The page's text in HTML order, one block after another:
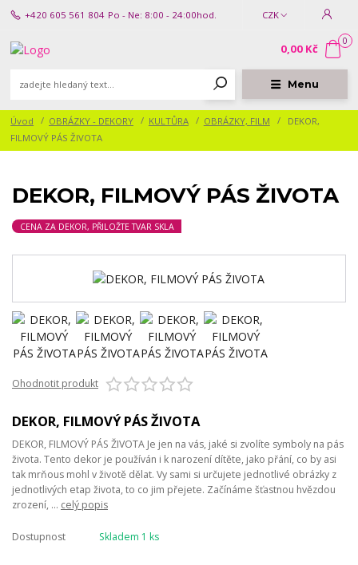
Menu
CZK
+420 605 561 804 Po - Ne: 8:00 - 24:00hod.
0
0,00 Kč
Úvod OBRÁZKY - DEKORY KULTŮRA OBRÁZKY, FILM
DEKOR,
FILMOVÝ PÁS ŽIVOTA
DEKOR, FILMOVÝ PÁS ŽIVOTA
CENA ZA DEKOR, PŘILOŽTE TVAR SKLA
Ohodnotit produkt
DEKOR, FILMOVÝ PÁS ŽIVOTA
DEKOR, FILMOVÝ PÁS ŽIVOTA Je jen na vás, jaké si zvolíte symboly na pás
života. Tento dekor je používán i k narození dítěte, jako přání, co by asi
tak mrňous mohl v životě dělat. Vy sami si určujete jednotlivé obrázky z
jednotlivých etap života, to co jim přejete. Začínáme šťastnou hvězdou
zrození, ... celý popis
Dostupnost Skladem 1 ks